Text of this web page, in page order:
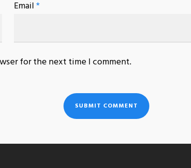
Email*
for the next time I comment.